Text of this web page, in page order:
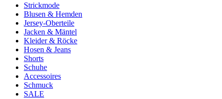
Strickmode
Blusen & Hemden
Jersey-Oberteile
Jacken & Mäntel
Kleider & Röcke
Hosen & Jeans
Shorts
Schuhe
Accessoires
Schmuck
SALE